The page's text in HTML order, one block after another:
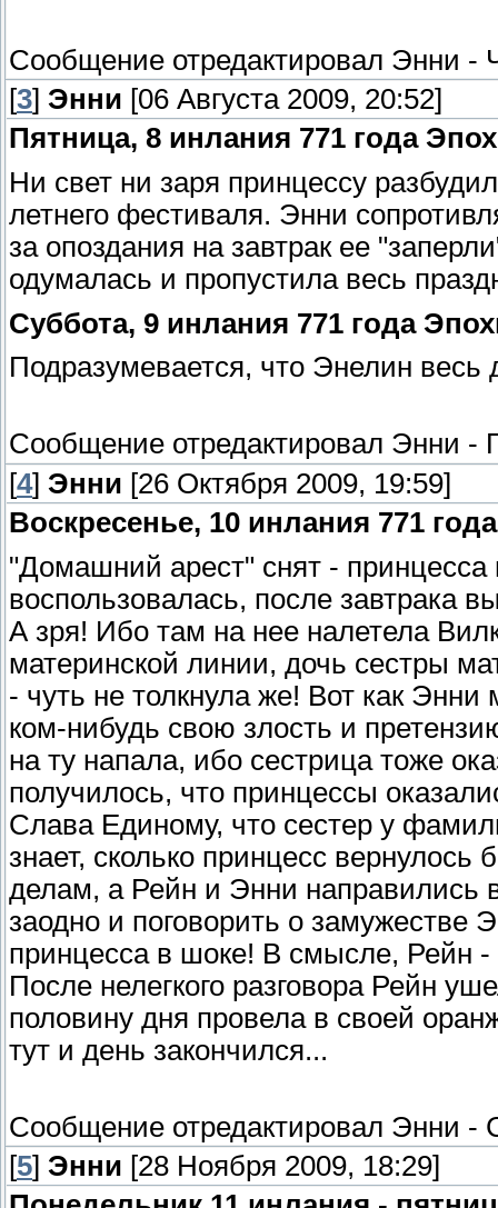
Сообщение отредактировал Энни -
[3] Энни [06 Августа 2009, 20:52]
Пятница, 8 инлания 771 года
Ни свет ни заря принцессу
летнего фестиваля. Энни
за опоздания на завтрак ее
одумалась и пропустила весь
Суббота, 9 инлания 771 года
Подразумевается, что Энелин весь
Сообщение отредактировал Энни -
[4] Энни [26 Октября 2009, 19:59]
Воскресенье, 10 инлания 771
"Домашний арест" снят -
воспользовалась, после завтрака
А зря! Ибо там на нее налетела
материнской линии, дочь сестры
- чуть не толкнула же! Вот как
ком-нибудь свою злость и
на ту напала, ибо сестрица тоже
получилось, что принцессы
Слава Единому, что сестер у
знает, сколько принцесс
делам, а Рейн и Энни направились
заодно и поговорить о замужестве
принцесса в шоке! В смысле, Рейн
После нелегкого разговора Рейн
половину дня провела в своей
тут и день закончился...
Сообщение отредактировал Энни -
[5] Энни [28 Ноября 2009, 18:29]